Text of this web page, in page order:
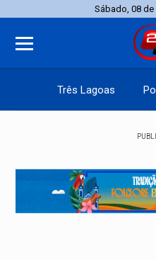
Sábado, 08
Três Lagoas